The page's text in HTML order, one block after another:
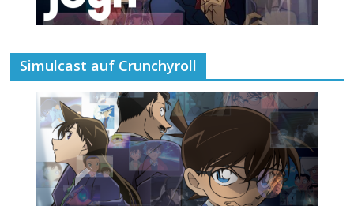
Simulcast auf Crunchyroll